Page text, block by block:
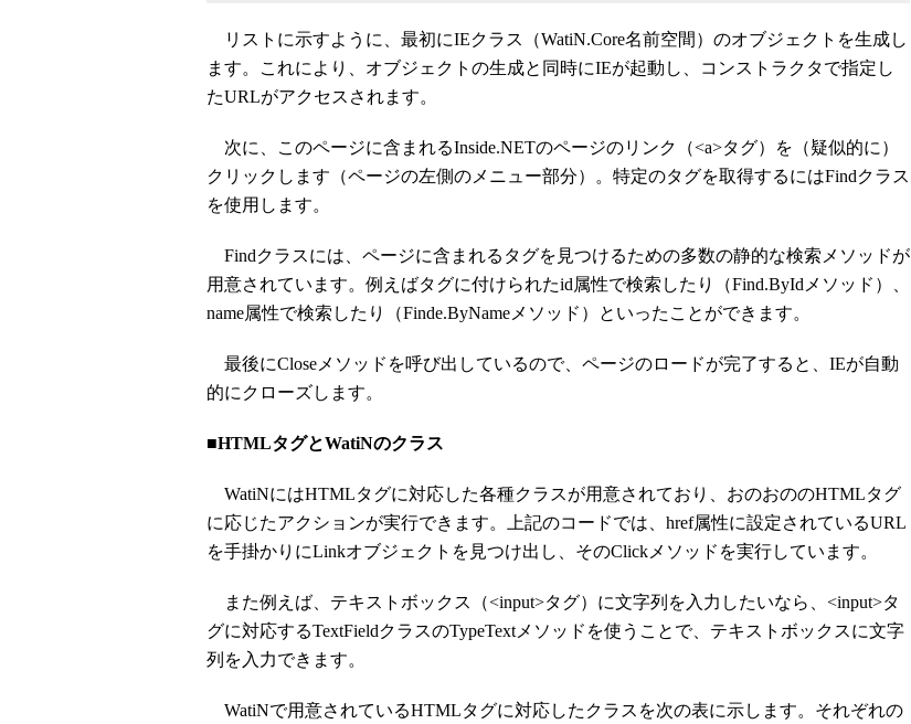
リストに示すように、最初にIEクラス（WatiN.Core名前空間）のオブジェクトを生成し
ます。これにより、オブジェクトの生成と同時にIEが起動し、コンストラクタで指定し
たURLがアクセスされます。
次に、このページに含まれるInside.NETのページのリンク（<a>タグ）を（疑似的に）
クリックします（ページの左側のメニュー部分）。特定のタグを取得するにはFindクラス
を使用します。
Findクラスには、ページに含まれるタグを見つけるための多数の静的な検索メソッドが
用意されています。例えばタグに付けられたid属性で検索したり（Find.ByIdメソッド）、
name属性で検索したり（Finde.ByNameメソッド）といったことができます。
最後にCloseメソッドを呼び出しているので、ページのロードが完了すると、IEが自動
的にクローズします。
■HTMLタグとWatiNのクラス
WatiNにはHTMLタグに対応した各種クラスが用意されており、おのおののHTMLタグ
に応じたアクションが実行できます。上記のコードでは、href属性に設定されているURL
を手掛かりにLinkオブジェクトを見つけ出し、そのClickメソッドを実行しています。
また例えば、テキストボックス（<input>タグ）に文字列を入力したいなら、<input>タ
グに対応するTextFieldクラスのTypeTextメソッドを使うことで、テキストボックスに文字
列を入力できます。
WatiNで用意されているHTMLタグに対応したクラスを次の表に示します。それぞれの